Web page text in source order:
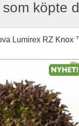
köpte
Lumirex RZ Knox